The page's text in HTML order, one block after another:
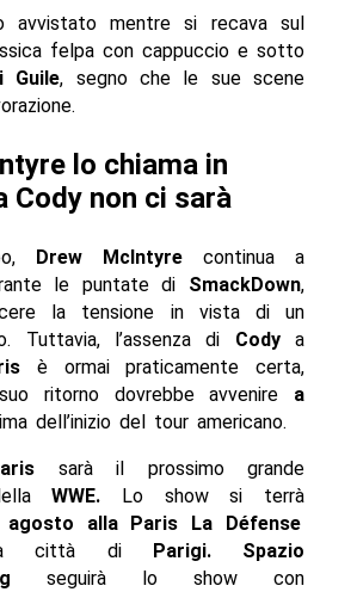
mentre si recava sul
felpa con cappuccio e sotto
Guile, segno che le sue scene
lo chiama in
Cody non ci sarà
Drew McIntyre continua a
le puntate di SmackDown,
la tensione in vista di un
Tuttavia, l’assenza di Codya
è ormai praticamente certa,
ritorno dovrebbe avvenire a
dell’inizio del tour americano.
sarà il prossimo grande
WWE. Lo show si terrà
agosto alla Paris La Défense
città di
Parigi. Spazio
seguirà lo show con